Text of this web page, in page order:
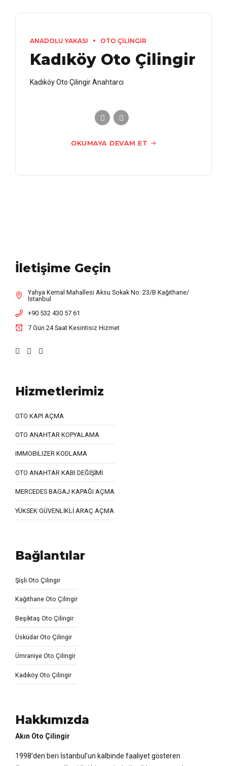
ANADOLU YAKASI OTO ÇİLİNGİR
Kadıköy Oto Çilingir
Kadıköy Oto Çilingir Anahtarcı
OKUMAYA DEVAM ET
İletişime Geçin
Yahya Kemal Mahallesi Aksu Sokak No: 23/B Kağıthane/
İstanbul
+90 532 430 57 61
7 Gün 24 Saat Kesintisiz Hizmet
Hizmetlerimiz
OTO KAPI AÇMA
OTO ANAHTAR KOPYALAMA
IMMOBILIZER KODLAMA
OTO ANAHTAR KABI DEĞİŞİMİ
MERCEDES BAGAJ KAPAĞI AÇMA
YÜKSEK GÜVENLİKLİ ARAÇ AÇMA
Bağlantılar
Şişli Oto Çilingir
Kağıthane Oto Çilingir
Beşiktaş Oto Çilingir
Üsküdar Oto Çilingir
Ümraniye Oto Çilingir
Kadıköy Oto Çilingir
Hakkımızda
Akın Oto Çilingir
1998’den beri İstanbul’un kalbinde faaliyet gösteren